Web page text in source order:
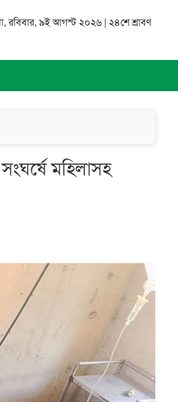
রবিবার, ৯ই আগস্ট ২০২৬ | ২৪শে শ্রাবণ
মহিলাসহ